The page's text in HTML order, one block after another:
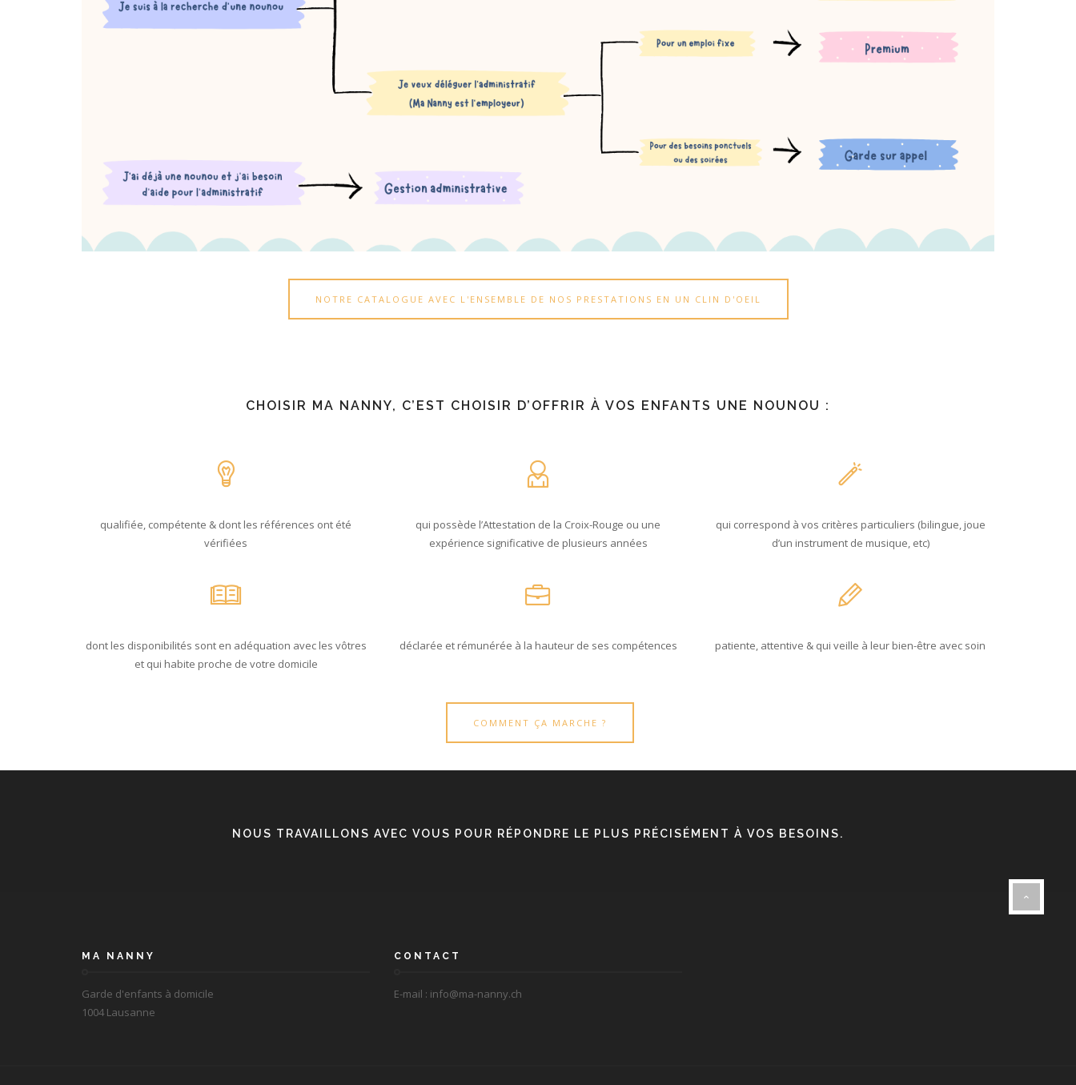
NOTRE CATALOGUE AVEC L'ENSEMBLE DE NOS PRESTATIONS EN UN CLIN D'OEIL
CHOISIR MA NANNY, C’EST CHOISIR D’OFFRIR À VOS ENFANTS UNE NOUNOU :
qualifiée, compétente & dont les références ont été
vérifiées
qui possède l’Attestation de la Croix-Rouge ou une
expérience significative de plusieurs années
qui correspond à vos critères particuliers (bilingue, joue
d’un instrument de musique, etc)
dont les disponibilités sont en adéquation avec les vôtres
et qui habite proche de votre domicile
déclarée et rémunérée à la hauteur de ses compétences patiente, attentive & qui veille à leur bien-être avec soin
COMMENT ÇA MARCHE ?
NOUS TRAVAILLONS AVEC VOUS POUR RÉPONDRE LE PLUS PRÉCISÉMENT À VOS BESOINS.
MA NANNY
Garde d'enfants à domicile
1004 Lausanne
CONTACT
E-mail : info@ma-nanny.ch